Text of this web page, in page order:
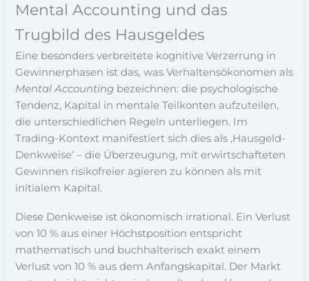
Mental Accounting und das
Trugbild des Hausgeldes
Eine besonders verbreitete kognitive Verzerrung in
Gewinnerphasen ist das, was Verhaltensökonomen als
Mental Accounting bezeichnen: die psychologische
Tendenz, Kapital in mentale Teilkonten aufzuteilen,
die unterschiedlichen Regeln unterliegen. Im
Trading-Kontext manifestiert sich dies als ‚Hausgeld-
Denkweise‘ – die Überzeugung, mit erwirtschafteten
Gewinnen risikofreier agieren zu können als mit
initialem Kapital.
Diese Denkweise ist ökonomisch irrational. Ein Verlust
von 10 % aus einer Höchstposition entspricht
mathematisch und buchhalterisch exakt einem
Verlust von 10 % aus dem Anfangskapital. Der Markt